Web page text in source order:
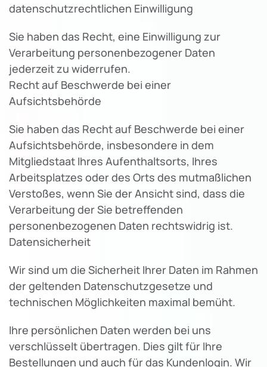
datenschutzrechtlichen Einwilligung
Sie haben das Recht, eine Einwilligung zur
Verarbeitung personenbezogener Daten
jederzeit zu widerrufen.
Recht auf Beschwerde bei einer
Aufsichtsbehörde
Sie haben das Recht auf Beschwerde bei einer
Aufsichtsbehörde, insbesondere in dem
Mitgliedstaat Ihres Aufenthaltsorts, Ihres
Arbeitsplatzes oder des Orts des mutmaßlichen
Verstoßes, wenn Sie der Ansicht sind, dass die
Verarbeitung der Sie betreffenden
personenbezogenen Daten rechtswidrig ist.
Datensicherheit
Wir sind um die Sicherheit Ihrer Daten im Rahmen
der geltenden Datenschutzgesetze und
technischen Möglichkeiten maximal bemüht.
Ihre persönlichen Daten werden bei uns
verschlüsselt übertragen. Dies gilt für Ihre
Bestellungen und auch für das Kundenlogin. Wir